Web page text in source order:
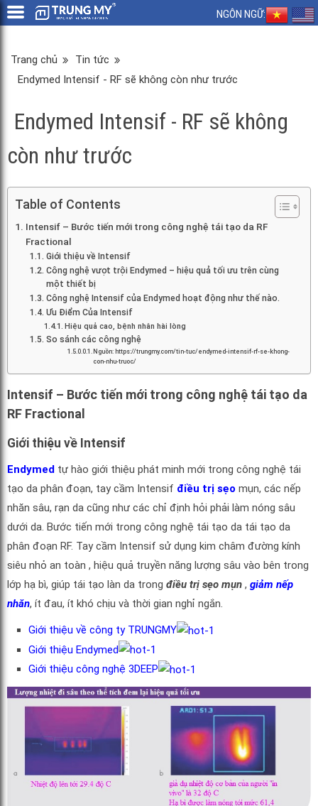
NGÔN NGỮ:
Trang chủ
Tin tức
Endymed Intensif - RF sẽ không còn như trước
Endymed Intensif - RF sẽ không
còn như trước
Table of Contents
Intensif – Bước tiến mới trong công nghệ tái tạo da RF
Fractional
Giới thiệu về Intensif
Công nghệ vượt trội Endymed – hiệu quả tối ưu trên cùng
một thiết bị
Công nghệ Intensif của Endymed hoạt động như thế nào.
Ưu Điểm Của Intensif
Hiệu quả cao, bệnh nhân hài lòng
So sánh các công nghệ
Nguồn: https://trungmy.com/tin-tuc/endymed-intensif-rf-se-khong-
con-nhu-truoc/
Intensif – Bước tiến mới trong công nghệ tái tạo da
RF Fractional
Giới thiệu về Intensif
Endymed tự hào giới thiệu phát minh mới trong công nghệ tái
tạo da phân đoạn, tay cầm Intensif điều trị sẹo mụn, các nếp
nhăn sâu, rạn da cũng như các chỉ định hỏi phải làm nóng sâu
dưới da. Bước tiến mới trong công nghệ tái tạo da tái tạo da
phân đoạn RF. Tay cầm Intensif sử dụng kim châm đường kính
siêu nhỏ an toàn , hiệu quả truyền năng lượng sâu vào bên trong
lớp hạ bì, giúp tái tạo làn da trong điều trị sẹo mụn , giảm nếp
nhăn, ít đau, ít khó chịu và thời gian nghỉ ngắn.
Giới thiệu về công ty TRUNGMY
Giới thiệu Endymed
Giới thiệu công nghệ 3DEEP